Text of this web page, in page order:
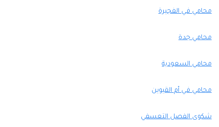
محامي في الفجيرة
محامي جدة
محامي السعودية
محامي في أم القيوين
شكوى الفصل التعسفي